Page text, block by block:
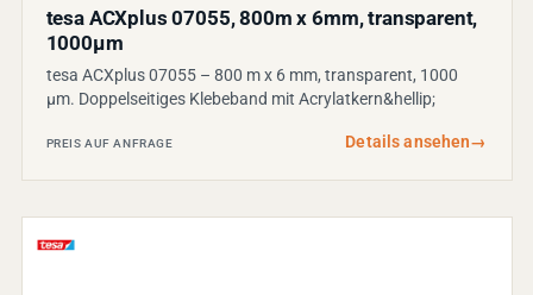
tesa ACXplus 07055, 800m x 6mm, transparent,
1000µm
tesa ACXplus 07055 – 800 m x 6 mm, transparent, 1000
µm. Doppelseitiges Klebeband mit Acrylatkern&hellip;
PREIS AUF ANFRAGE Details ansehen→